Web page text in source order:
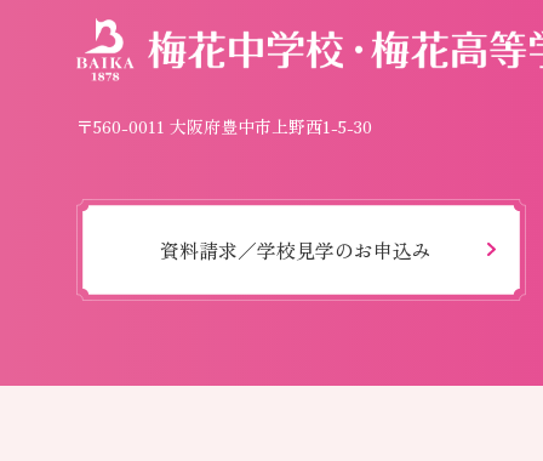
〒560-0011 大阪府豊中市上野西1-5-30
資料請求／学校見学のお申込み